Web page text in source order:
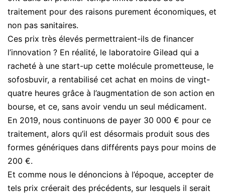
traitement pour des raisons purement économiques, et
non pas sanitaires.
Ces prix très élevés permettraient-ils de financer
l’innovation ? En réalité, le laboratoire Gilead qui a
racheté à une start-up cette molécule prometteuse, le
sofosbuvir, a rentabilisé cet achat en moins de vingt-
quatre heures grâce à l’augmentation de son action en
bourse, et ce, sans avoir vendu un seul médicament.
En 2019, nous continuons de payer 30 000 € pour ce
traitement, alors qu’il est désormais produit sous des
formes génériques dans différents pays pour moins de
200 €.
Et comme nous le dénoncions à l’époque, accepter de
tels prix créerait des précédents, sur lesquels il serait